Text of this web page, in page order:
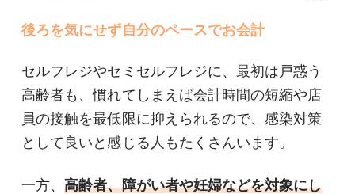
後ろを気にせず自分のペースでお会計
セルフレジやセミセルフレジに、最初は戸惑う
高齢者も、慣れてしまえば会計時間の短縮や店
員の接触を最低限に抑えられるので、感染対策
として良いと感じる人もたくさんいます。
一方、高齢者、障がい者や妊婦などを対象にし